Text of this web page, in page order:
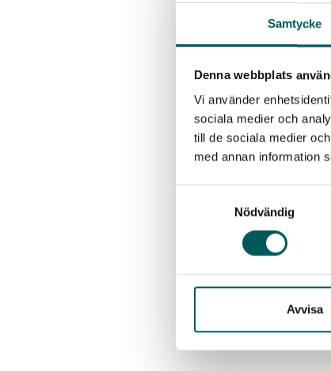
Samtycke
Denna webbplats
Vi använder
sociala medier och
till de sociala medier
med annan information
Nödvändig
Avvisa